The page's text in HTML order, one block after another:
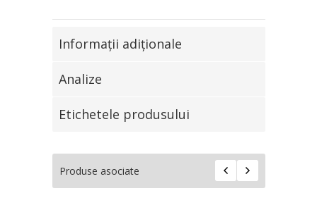
Informaţii adiţionale
Analize
Etichetele produsului
Produse asociate